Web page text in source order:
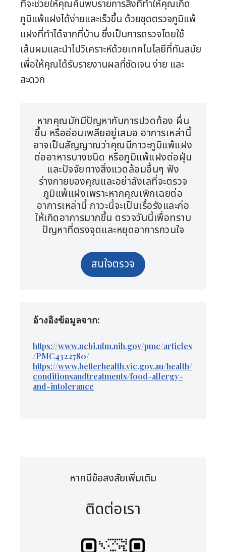
ที่จะช่วยให้คุณค้นพบรายการสิ่งที่ทำให้คุณเกิด
ภูมิแพ้แฝงได้ง่ายและเร็วขึ้น ด้วยชุดตรวจภูมิแพ้
แฝงที่ทำได้จากที่บ้าน ซึ่งเป็นการตรวจโดยใช้
เส้นผมและนำไปวิเคราะห์ด้วยเทคโนโลยีที่ทันสมัย
เพื่อให้คุณได้รับรายงานผลที่ชัดเจน ง่าย และ
สะดวก
หากคุณมักมีปัญหากับการปวดท้อง ผื่น
ขึ้น หรืออ่อนเพลียอยู่เสมอ อาการเหล่านี้
อาจเป็นสัญญาณว่าคุณมีภาวะภูมิแพ้แฝง
ต่ออาหารบางชนิด หรือภูมิแพ้แฝงต่อฝุ่น
และปัจจัยทางสิ่งแวดล้อมอื่นๆ ฟัง
ร่างกายของคุณและอย่าลังเลที่จะตรวจ
ภูมิแพ้แฝงเพราะหากคุณเพิกเฉยต่อ
อาการเหล่านี้ ภาวะนี้จะเป็นเรื้อรังและก่อ
ให้เกิดอาการมากขึ้น ตรวจวันนี้เพื่อทราบ
ปัญหาที่ตรงจุดและหยุดอาการกวนใจ
สนใจตรวจ
อ้างอิงข้อมูลจาก:
https://www.ncbi.nlm.nih.gov/pmc/articles
/PMC4322780/
https://www.betterhealth.vic.gov.au/health/
conditionsandtreatments/food-allergy-
and-intolerance
หากมีข้อสงสัยเพิ่มเติม
ติดต่อเรา